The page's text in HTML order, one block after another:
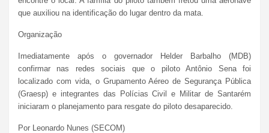
que auxiliou na identificação do lugar dentro da mata.
Organização
Imediatamente após o governador Helder Barbalho (MDB)
confirmar nas redes sociais que o piloto Antônio Sena foi
localizado com vida, o Grupamento Aéreo de Segurança Pública
(Graesp) e integrantes das Polícias Civil e Militar de Santarém
iniciaram o planejamento para resgate do piloto desaparecido.
Por Leonardo Nunes (SECOM)